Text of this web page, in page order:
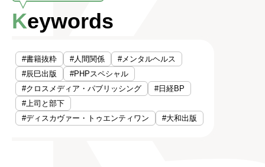
Keywords
#書籍抜粋 #人間関係
#メンタルヘルス
#辰巳出版
#PHPスペシャル
#クロスメディア・パブリッシング
#日経BP
#上司と部下
#ディスカヴァー・トゥエンティワン
#大和出版